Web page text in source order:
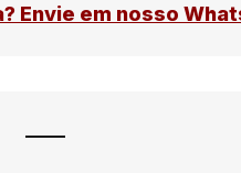
Envie em nosso